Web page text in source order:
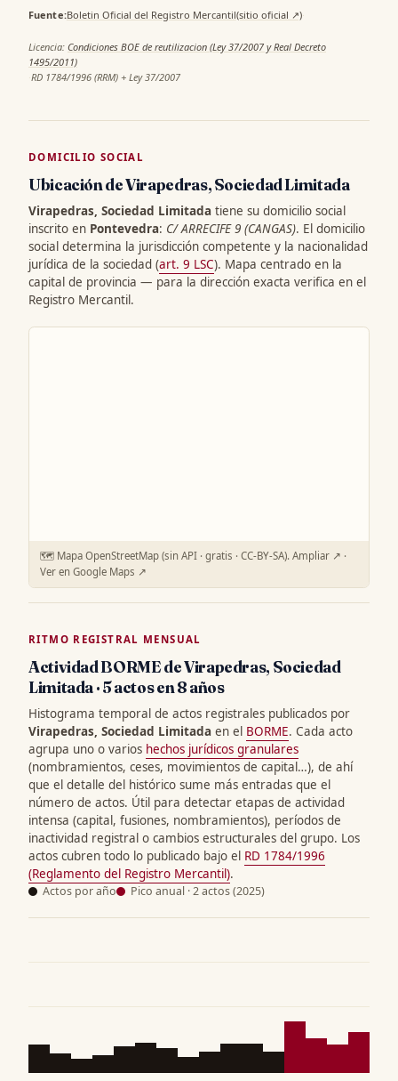
Fuente:Boletin Oficial del Registro Mercantil(sitio oficial ↗)·
Licencia: Condiciones BOE de reutilizacion (Ley 37/2007 y Real Decreto
1495/2011)
·RD 1784/1996 (RRM) + Ley 37/2007
DOMICILIO SOCIAL
Ubicación de Virapedras, Sociedad Limitada
Virapedras, Sociedad Limitada tiene su domicilio social
inscrito en Pontevedra: C/ ARRECIFE 9 (CANGAS). El domicilio
social determina la jurisdicción competente y la nacionalidad
jurídica de la sociedad (art. 9 LSC). Mapa centrado en la
capital de provincia — para la dirección exacta verifica en el
Registro Mercantil.
🗺️ Mapa OpenStreetMap (sin API · gratis · CC-BY-SA). Ampliar ↗ ·
Ver en Google Maps ↗
RITMO REGISTRAL MENSUAL
Actividad BORME de Virapedras, Sociedad
Limitada · 5 actos en 8 años
Histograma temporal de actos registrales publicados por
Virapedras, Sociedad Limitada en el BORME. Cada acto
agrupa uno o varios hechos jurídicos granulares
(nombramientos, ceses, movimientos de capital…), de ahí
que el detalle del histórico sume más entradas que el
número de actos. Útil para detectar etapas de actividad
intensa (capital, fusiones, nombramientos), períodos de
inactividad registral o cambios estructurales del grupo. Los
actos cubren todo lo publicado bajo el RD 1784/1996
(Reglamento del Registro Mercantil).
Actos por año Pico anual · 2 actos (2025)